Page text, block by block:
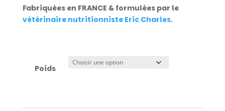
Fabriquées en FRANCE & formulées par le
vétérinaire nutritionniste Eric Charles.
Poids